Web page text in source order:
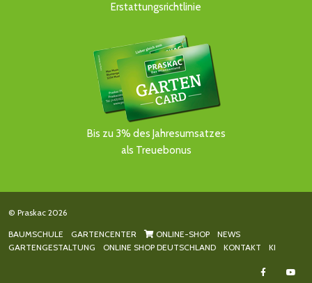
Erstattungsrichtlinie
Bis zu 3% des Jahresumsatzes
als Treuebonus
© Praskac 2026
BAUMSCHULE GARTENCENTER ONLINE-SHOP
NEWS
GARTENGESTALTUNG
ONLINE SHOP DEUTSCHLAND KONTAKT KI